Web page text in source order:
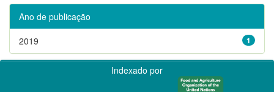
Ano de publicação
1
2019
Indexado por